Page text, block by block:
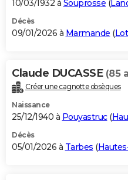
10/03/1932 à Souprosse (
Décès
09/01/2026 à Marmande (
Claude DUCASSE (85
Créer une cagnotte obsèques
Naissance
25/12/1940 à Pouyastruc(
Décès
05/01/2026 à Tarbes (